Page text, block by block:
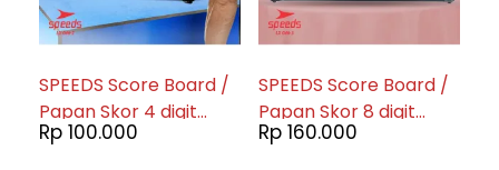
SPEEDS Score Board /
Papan Skor 4 digit
untuk Futsal / Sepak
Rp 100.000
SPEEDS Score Board /
Papan Skor 8 digit
untuk Futsal Sepak
Rp160.000